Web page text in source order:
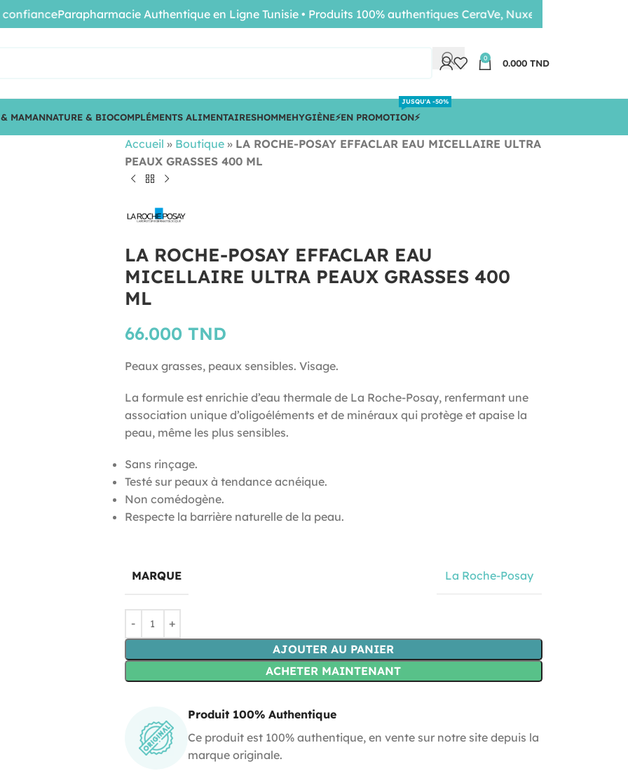
0 0.000 TND
MAMANNATURE & BIOCOMPLÉMENTS ALIMENTAIRESHOMMEHYGIÈNE⚡️EN PROMOTION⚡️
JUSQU'A -50%
Accueil » Boutique» LA ROCHE-POSAY EFFACLAR EAU MICELLAIRE ULTRA
PEAUX GRASSES 400 ML
LA ROCHE-POSAY EFFACLAR EAU
MICELLAIRE ULTRA PEAUX GRASSES 400
ML
66.000 TND
Peaux grasses, peaux sensibles. Visage.
La formule est enrichie d’eau thermale de La Roche-Posay, renfermant une
association unique d’oligoéléments et de minéraux qui protège et apaise la
peau, même les plus sensibles.
Sans rinçage.
Testé sur peaux à tendance acnéique.
Non comédogène.
Respecte la barrière naturelle de la peau.
MARQUE La Roche-Posay
AJOUTER AU PANIER
ACHETER MAINTENANT
Produit 100% Authentique
Ce produit est 100% authentique, en vente sur notre site depuis la
marque originale.
Parapharmacie Authentique en Ligne Tunisie • Produits 100% authentiques CeraVe, Nuxe, Bioderma •